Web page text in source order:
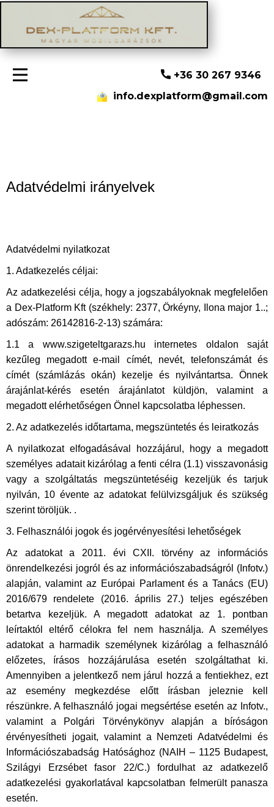
+36 30 267 9346
info.dexplatform@gmail.com
Adatvédelmi irányelvek
Adatvédelmi nyilatkozat
1. Adatkezelés céljai:
Az adatkezelési célja, hogy a jogszabályoknak megfelelően
a Dex-Platform Kft (székhely: 2377, Örkéyny, Ilona major 1..;
adószám: 26142816-2-13) számára:
1.1 a www.szigeteltgarazs.hu internetes oldalon saját
kezűleg megadott e-mail címét, nevét, telefonszámát és
címét (számlázás okán) kezelje és nyilvántartsa. Önnek
árajánlat-kérés esetén árajánlatot küldjön, valamint a
megadott elérhetőségen Önnel kapcsolatba léphessen.
2. Az adatkezelés időtartama, megszüntetés és leiratkozás
A nyilatkozat elfogadásával hozzájárul, hogy a megadott
személyes adatait kizárólag a fenti célra (1.1) visszavonásig
vagy a szolgáltatás megszüntetéséig kezeljük és tarjuk
nyilván, 10 évente az adatokat felülvizsgáljuk és szükség
szerint töröljük. .
3. Felhasználói jogok és jogérvényesítési lehetőségek
Az adatokat a 2011. évi CXII. törvény az információs
önrendelkezési jogról és az információszabadságról (Infotv.)
alapján, valamint az Európai Parlament és a Tanács (EU)
2016/679 rendelete (2016. április 27.) teljes egészében
betartva kezeljük. A megadott adatokat az 1. pontban
leírtaktól eltérő célokra fel nem használja. A személyes
adatokat a harmadik személynek kizárólag a felhasználó
előzetes, írásos hozzájárulása esetén szolgáltathat ki.
Amennyiben a jelentkező nem járul hozzá a fentiekhez, ezt
az esemény megkezdése előtt írásban jeleznie kell
részünkre. A felhasználó jogai megsértése esetén az Infotv.,
valamint a Polgári Törvénykönyv alapján a bíróságon
érvényesítheti jogait, valamint a Nemzeti Adatvédelmi és
Információszabadság Hatósághoz (NAIH – 1125 Budapest,
Szilágyi Erzsébet fasor 22/C.) fordulhat az adatkezelő
adatkezelési gyakorlatával kapcsolatban felmerült panasza
esetén.